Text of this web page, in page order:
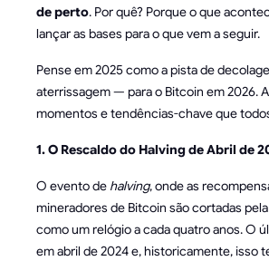
de perto. Por quê? Porque o que
lançar as bases para o que vem a seguir.
Pense em 2025 como a pista de
aterrissagem — para o Bitcoin em 2026.
momentos e tendências-chave que
1. O Rescaldo do Halving de Abril de
O evento de halving, onde as
mineradores de Bitcoin são cortadas
como um relógio a cada quatro anos. O
em abril de 2024 e, historicamente, isso